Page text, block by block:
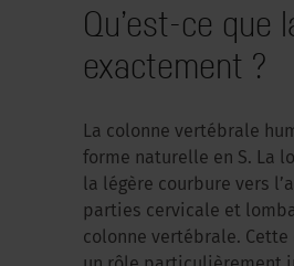
Qu’est-ce que
exactement ?
La colonne vertébrale
forme naturelle en S. La
la légère courbure vers
parties cervicale et
colonne vertébrale. Cette